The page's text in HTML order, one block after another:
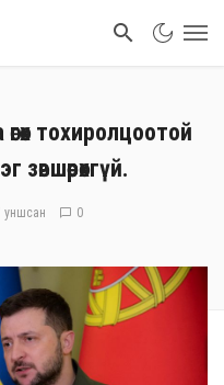
тохиролцоотой
уншсан 0